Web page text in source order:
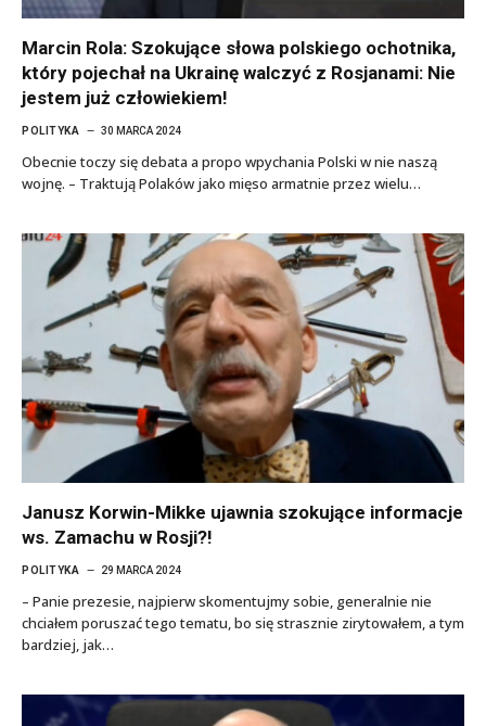
Marcin Rola: Szokujące słowa polskiego ochotnika,
który pojechał na Ukrainę walczyć z Rosjanami: Nie
jestem już człowiekiem!
POLITYKA 30 MARCA 2024
Obecnie toczy się debata a propo wpychania Polski w nie naszą
wojnę. – Traktują Polaków jako mięso armatnie przez wielu…
Janusz Korwin-Mikke ujawnia szokujące informacje
ws. Zamachu w Rosji?!
POLITYKA 29 MARCA 2024
– Panie prezesie, najpierw skomentujmy sobie, generalnie nie
chciałem poruszać tego tematu, bo się strasznie zirytowałem, a tym
bardziej, jak…